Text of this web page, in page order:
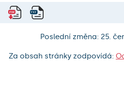
Poslední změna: 25.
Za obsah stránky zodpovídá: